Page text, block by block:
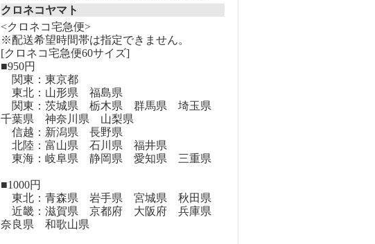
クロネコヤマト
<クロネコ宅急便>
※配送希望時間帯は指定できません。
[クロネコ宅急便60サイズ]
■950円
関東：東京都
東北：山形県 福島県
関東：茨城県 栃木県 群馬県 埼玉県
千葉県 神奈川県 山梨県
信越：新潟県 長野県
北陸：富山県 石川県 福井県
東海：岐阜県 静岡県 愛知県 三重県
■1000円
東北：青森県 岩手県 宮城県 秋田県
近畿：滋賀県 京都府 大阪府 兵庫県
奈良県 和歌山県